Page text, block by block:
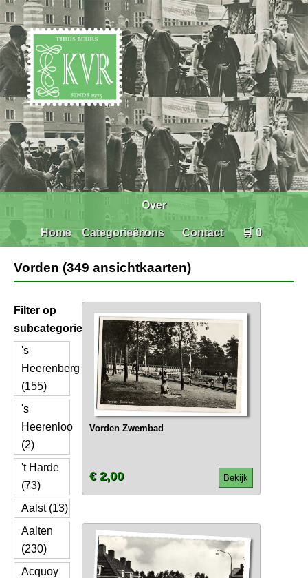
Home Categorieën
Over
ons Contact 🛒 0
Vorden (349 ansichtkaarten)
Filter op
subcategorie
's
Heerenberg
(155)
's
Heerenloo
(2)
't Harde
(73)
Aalst (13)
Aalten
(230)
Acquoy
Vorden Zwembad
Bekijk
€ 2,00